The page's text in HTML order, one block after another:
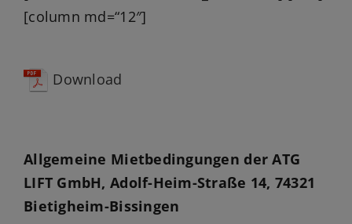
Gebrauchte
Kontakt
News
Ersatzteile
[column md=“12″]
Download
Allgemeine Mietbedingungen der ATG
LIFT GmbH, Adolf-Heim-Straße 14, 74321
Bietigheim-Bissingen